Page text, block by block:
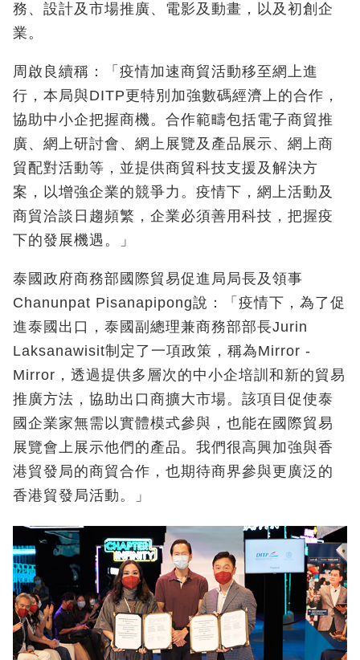
務、設計及市場推廣、電影及動畫，以及初創企
業。
周啟良續稱：「疫情加速商貿活動移至網上進
行，本局與DITP更特別加強數碼經濟上的合作，
協助中小企把握商機。合作範疇包括電子商貿推
廣、網上研討會、網上展覽及產品展示、網上商
貿配對活動等，並提供商貿科技支援及解決方
案，以增強企業的競爭力。疫情下，網上活動及
商貿洽談日趨頻繁，企業必須善用科技，把握疫
下的發展機遇。」
泰國政府商務部國際貿易促進局局長及領事
Chanunpat Pisanapipong說：「疫情下，為了促
進泰國出口，泰國副總理兼商務部部長Jurin
Laksanawisit制定了一項政策，稱為Mirror -
Mirror，透過提供多層次的中小企培訓和新的貿易
推廣方法，協助出口商擴大市場。該項目促使泰
國企業家無需以實體模式參與，也能在國際貿易
展覽會上展示他們的產品。我們很高興加強與香
港貿發局的商貿合作，也期待商界參與更廣泛的
香港貿發局活動。」